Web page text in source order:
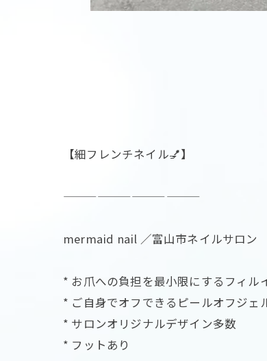
【細フレンチネイル💅】
————————————
mermaid nail ／富山市ネイルサロン
* お爪への負担を最小限にするフィル
* ご自身でオフできるピールオフジェ
* サロンオリジナルデザイン多数
* フットあり